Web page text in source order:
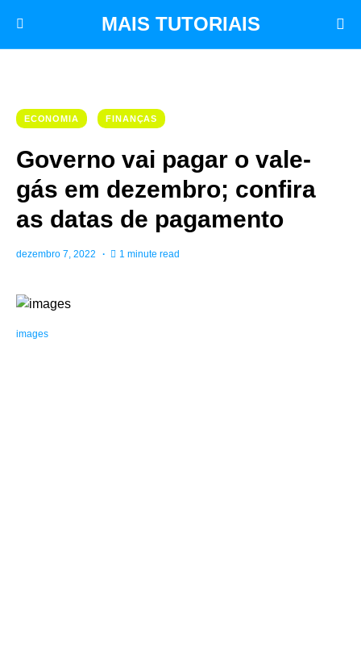
MAIS TUTORIAIS
ECONOMIA FINANÇAS
Governo vai pagar o vale-
gás em dezembro; confira
as datas de pagamento
dezembro 7, 2022 1 minute read
images